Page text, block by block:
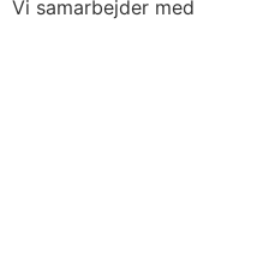
Vi samarbejder med